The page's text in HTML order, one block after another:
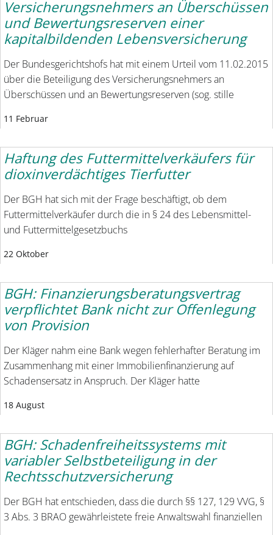
Versicherungsnehmers an Überschüssen
und Bewertungsreserven einer
kapitalbildenden Lebensversicherung
Der Bundesgerichtshofs hat mit einem Urteil vom 11.02.2015
über die Beteiligung des Versicherungsnehmers an
Überschüssen und an Bewertungsreserven (sog. stille
11 Februar
Haftung des Futtermittelverkäufers für
dioxinverdächtiges Tierfutter
Der BGH hat sich mit der Frage beschäftigt, ob dem
Futtermittelverkäufer durch die in § 24 des Lebensmittel-
und Futtermittelgesetzbuchs
22 Oktober
BGH: Finanzierungsberatungsvertrag
verpflichtet Bank nicht zur Offenlegung
von Provision
Der Kläger nahm eine Bank wegen fehlerhafter Beratung im
Zusammenhang mit einer Immobilienfinanzierung auf
Schadensersatz in Anspruch. Der Kläger hatte
18 August
BGH: Schadenfreiheitssystems mit
variabler Selbstbeteiligung in der
Rechtsschutzversicherung
Der BGH hat entschieden, dass die durch §§ 127, 129 VVG, §
3 Abs. 3 BRAO gewährleistete freie Anwaltswahl finanziellen